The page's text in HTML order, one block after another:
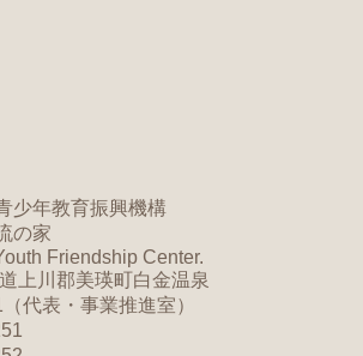
少年教育振興機構
の家
Friendship Center.
上川郡美瑛町白金温泉
代表・事業推進室）